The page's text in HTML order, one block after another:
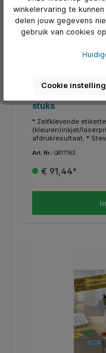
Etiket Avery
stuks
* Zelfklevende
(kleuren)inkjet/
afdrukresultaat. *
Gegarandeerd
beschikbaar op http://
Art. Nr.: Q817763
€ 91,44*
winkelervaring te
delen jouw gegevens
gebruik van cookies
Cookie